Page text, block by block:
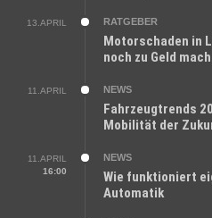
13.APRIL RATGEBER
Motorschaden in
noch zu Geld
11.APRIL NEWS
Fahrzeugtrends
Mobilität der
11.APRIL
16:00
NEWS
Wie funktioniert
Automatik